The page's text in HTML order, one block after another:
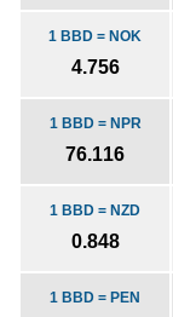
1 BBD = NOK
4.756
1 BBD = NPR
76.116
1 BBD = NZD
0.848
1 BBD = PEN